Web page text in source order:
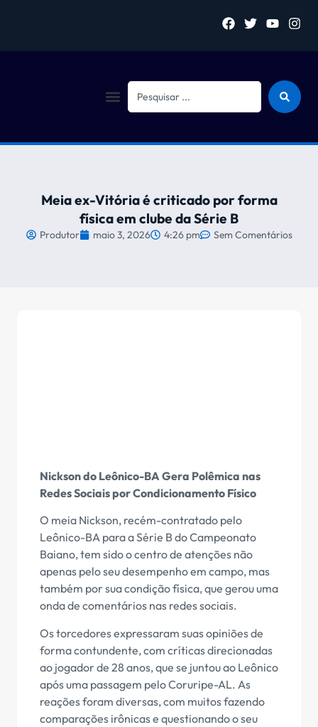
Meia ex-Vitória é criticado por forma
física em clube da Série B
Produtor maio 3, 2026 4:26 pm Sem Comentários
Nickson do Leônico-BA Gera Polêmica nas
Redes Sociais por Condicionamento Físico
O meia Nickson, recém-contratado pelo
Leônico-BA para a Série B do Campeonato
Baiano, tem sido o centro de atenções não
apenas pelo seu desempenho em campo, mas
também por sua condição física, que gerou uma
onda de comentários nas redes sociais.
Os torcedores expressaram suas opiniões de
forma contundente, com críticas direcionadas
ao jogador de 28 anos, que se juntou ao Leônico
após uma passagem pelo Coruripe-AL. As
reações foram diversas, com muitos fazendo
comparações irônicas e questionando o seu